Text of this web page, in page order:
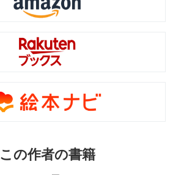
この作者の書籍